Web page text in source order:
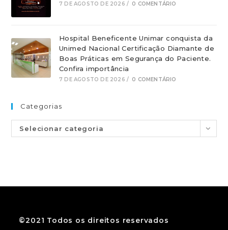
7 DE AGOSTO DE 2026 / 0 COMENTÁRIO
Hospital Beneficente Unimar conquista da
Unimed Nacional Certificação Diamante de
Boas Práticas em Segurança do Paciente.
Confira importância
7 DE AGOSTO DE 2026 / 0 COMENTÁRIO
Categorias
Selecionar categoria
©2021 Todos os direitos reservados